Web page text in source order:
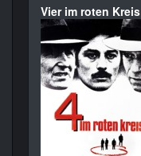
Vier im roten Kreis